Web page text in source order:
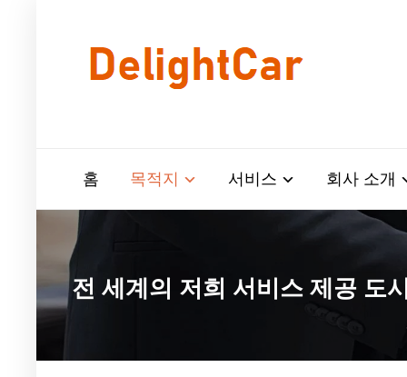
홈 목적지 서비스 회사 소개
전 세계의 저희 서비스 제공 도